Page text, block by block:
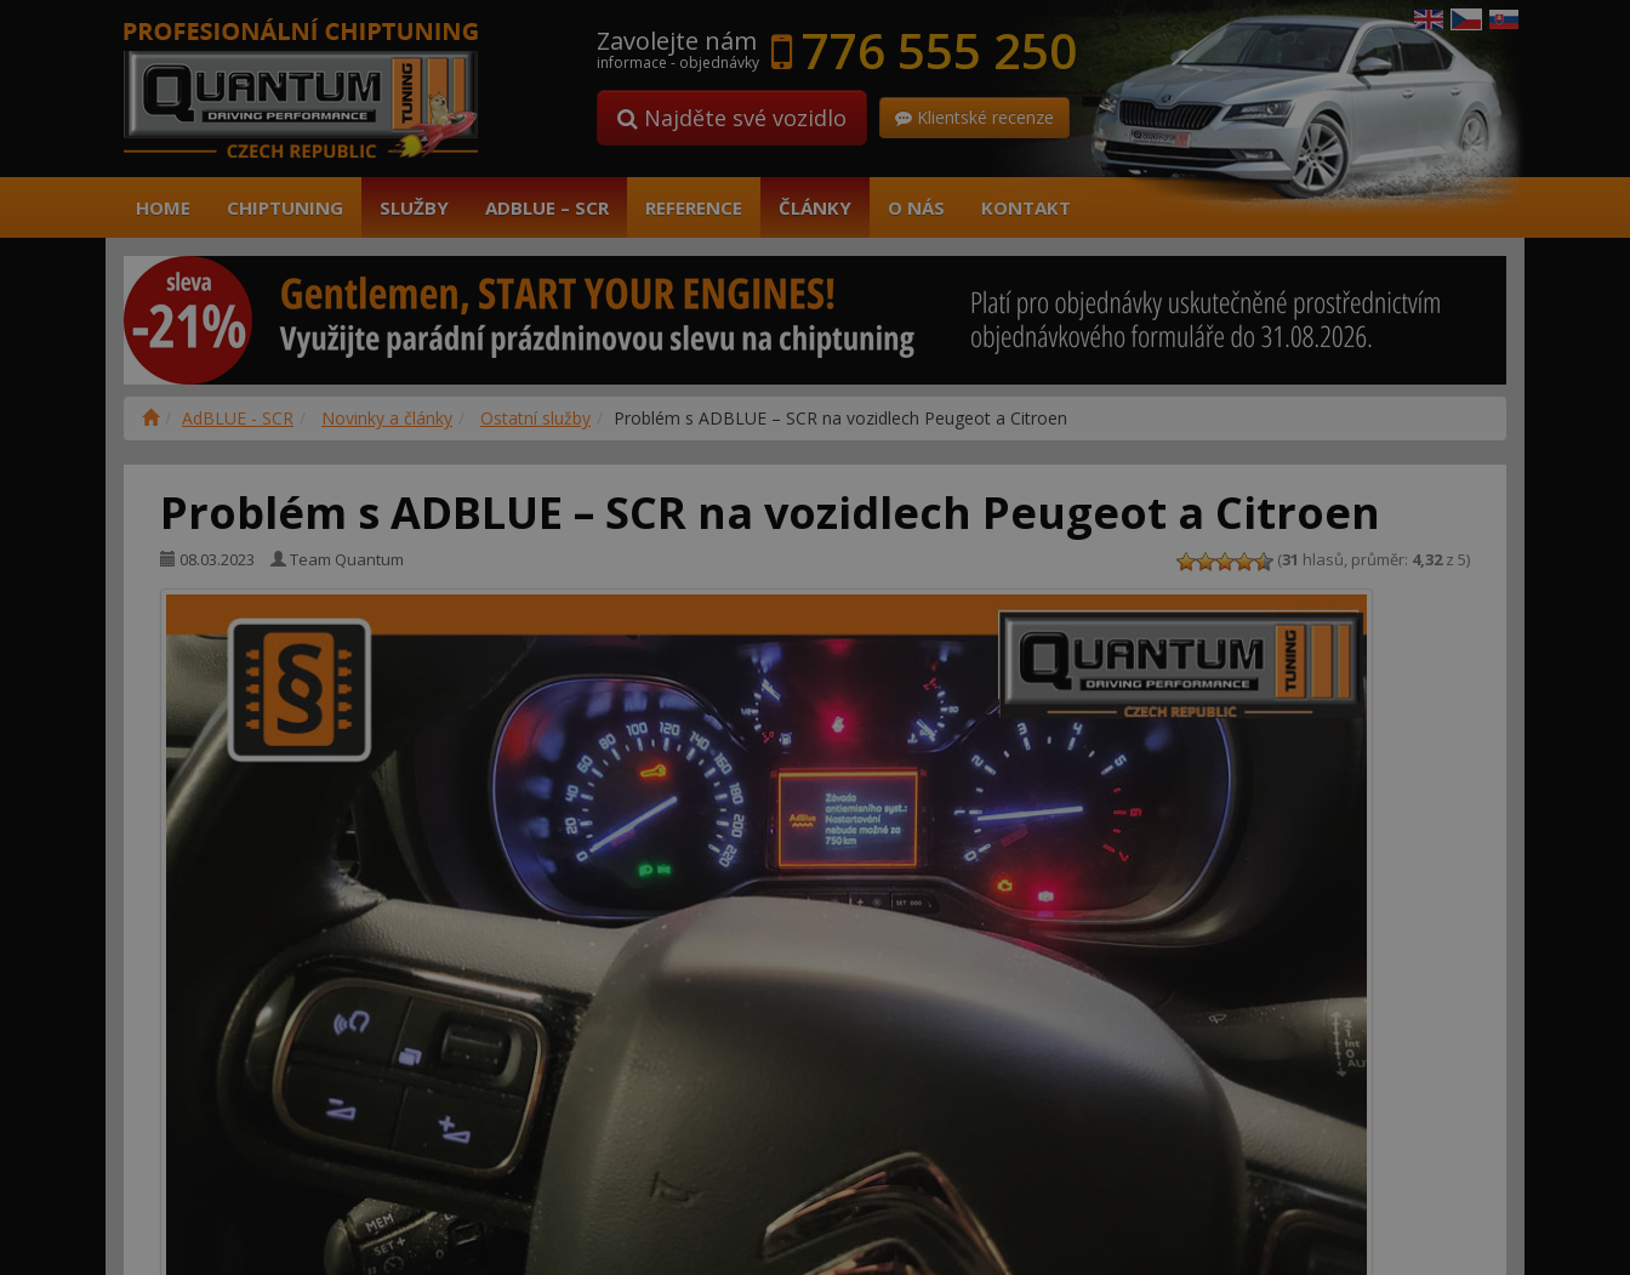
Zavolejte nám
informace - objednávky 776 555 250
Najděte své vozidlo Klientské recenze
HOME CHIPTUNING SLUŽBY ADBLUE – SCR REFERENCE ČLÁNKY O NÁS KONTAKT
AdBLUE - SCR Novinky a články Ostatní služby Problém s ADBLUE – SCR na vozidlech Peugeot a Citroen
Problém s ADBLUE – SCR na vozidlech Peugeot a Citroen
08.03.2023 Team Quantum (31 hlasů, průměr: 4,32z 5)